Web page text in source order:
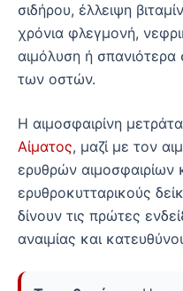
σιδήρου, έλλειψη
χρόνια φλεγμονή,
αιμόλυση ή
των οστών.
Η αιμοσφαιρίνη
Αίματος, μαζί με τον
ερυθρών αιμοσφαιρίων
ερυθροκυτταρικούς
δίνουν τις πρώτες
αναιμίας και